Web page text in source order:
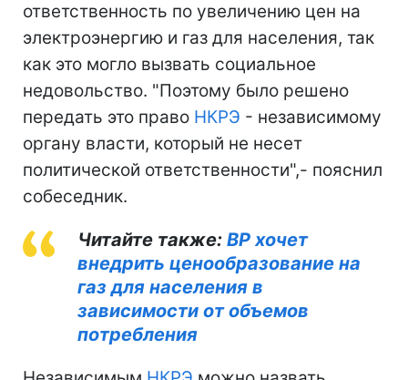
ответственность по увеличению цен на
электроэнергию и газ для населения, так
как это могло вызвать социальное
недовольство. "Поэтому было решено
передать это право НКРЭ - независимому
органу власти, который не несет
политической ответственности",- пояснил
собеседник.
Читайте также: ВР хочет
внедрить ценообразование на
газ для населения в
зависимости от объемов
потребления